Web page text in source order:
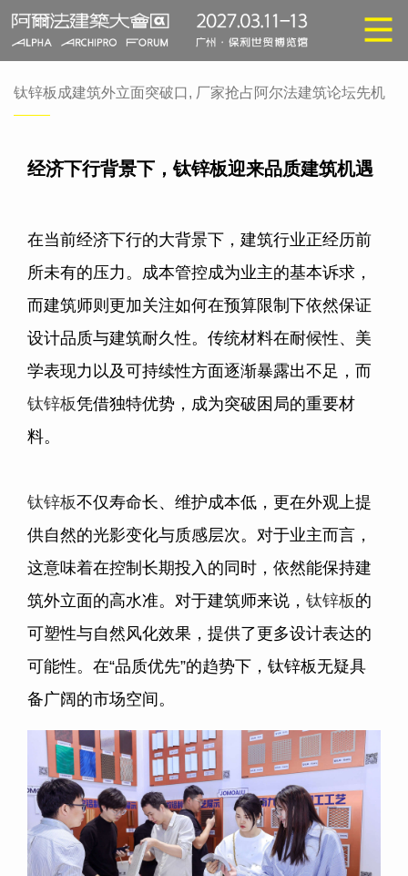
钛锌板成建筑外立面突破口, 厂家抢占阿尔法建筑论坛先机
经济下行背景下，钛锌板迎来品质建筑机遇
在当前经济下行的大背景下，建筑行业正经历前
所未有的压力。成本管控成为业主的基本诉求，
而建筑师则更加关注如何在预算限制下依然保证
设计品质与建筑耐久性。传统材料在耐候性、美
学表现力以及可持续性方面逐渐暴露出不足，而
钛锌板凭借独特优势，成为突破困局的重要材
料。
钛锌板不仅寿命长、维护成本低，更在外观上提
供自然的光影变化与质感层次。对于业主而言，
这意味着在控制长期投入的同时，依然能保持建
筑外立面的高水准。对于建筑师来说， 钛锌板的
可塑性与自然风化效果，提供了更多设计表达的
可能性。在“品质优先”的趋势下，钛锌板无疑具
备广阔的市场空间。